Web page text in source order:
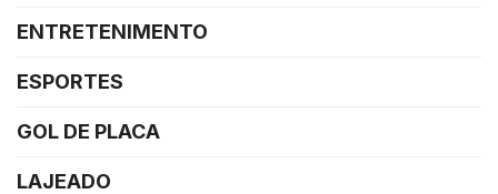
ENTRETENIMENTO
ESPORTES
GOL DE PLACA
LAJEADO